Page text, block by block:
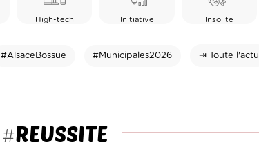
High-tech Initiative Insolite
#AlsaceBossue #Municipales2026 ⇥ Toute l'actu
#REUSSITE